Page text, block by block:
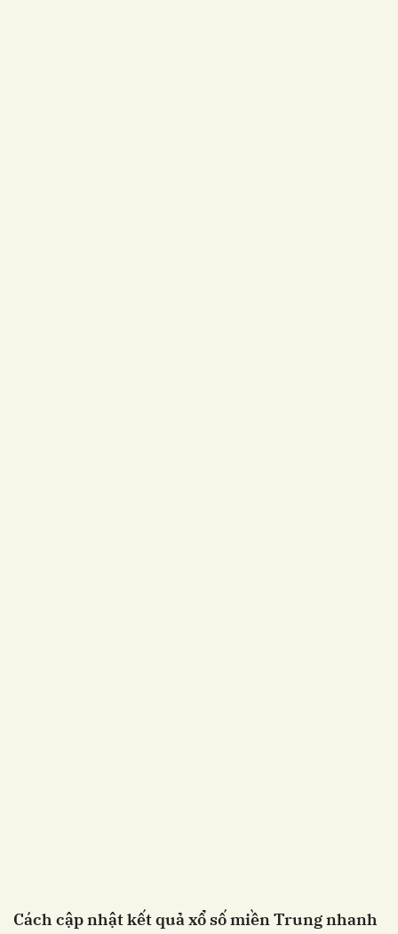
Cách cập nhật kết quả xổ số miền Trung nhanh